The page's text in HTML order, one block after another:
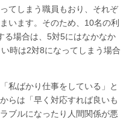
てしまう職員もおり、それぞ
います。そのため、10名の利
る場合は、5対5にはなかなか
時は2対8になってしまう場合
私ばかり仕事をしている」と
らは「早く対応すれば良いも
ブルになったり人間関係が悪